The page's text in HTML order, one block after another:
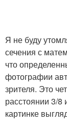
Я не буду
сечения с
что
фотографии
зрителя. Это
расстоянии 3/8
картинке